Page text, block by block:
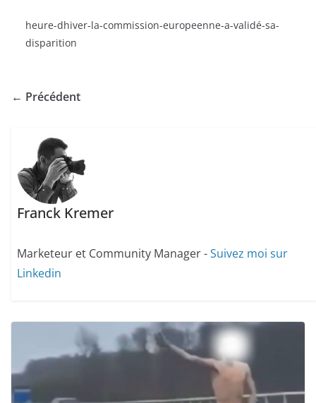
heure-dhiver-la-commission-europeenne-a-validé-sa-
disparition
← Précédent
Franck Kremer
Marketeur et Community Manager -Suivez moi sur
Linkedin